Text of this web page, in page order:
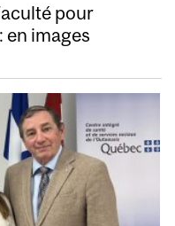
pour
en images